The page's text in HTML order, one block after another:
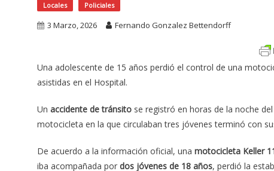
Locales Policiales
3 Marzo, 2026 Fernando Gonzalez Bettendorff
Una adolescente de 15 años perdió el control de una
asistidas en el Hospital.
Un accidente de tránsito se registró en horas de la noche
motocicleta en la que circulaban tres jóvenes terminó con
De acuerdo a la información oficial, una motocicleta Keller
iba acompañada por dos jóvenes de 18 años, perdió la